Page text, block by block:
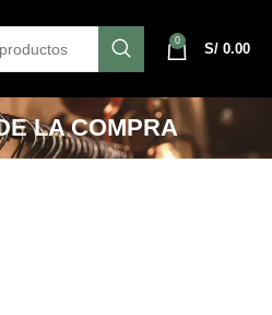
0
S/ 0.00
LA COMPRA